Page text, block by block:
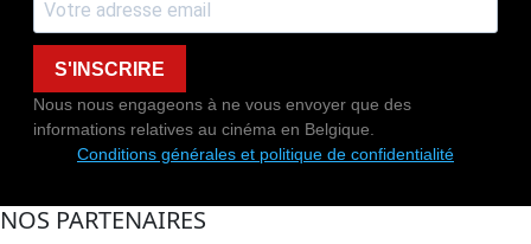
S'INSCRIRE
Nous nous engageons à ne vous envoyer que des
informations relatives au cinéma en Belgique.
Conditions générales et politique de confidentialité
NOS PARTENAIRES